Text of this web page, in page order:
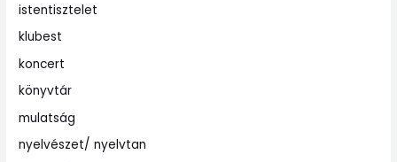
istentisztelet
klubest
koncert
könyvtár
mulatság
nyelvészet/ nyelvtan